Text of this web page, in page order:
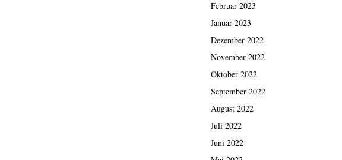
Februar 2023
Januar 2023
Dezember 2022
November 2022
Oktober 2022
September 2022
August 2022
Juli 2022
Juni 2022